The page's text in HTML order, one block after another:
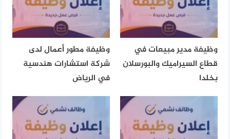
وظيفة مدير مبيعات في
قطاع السيراميك والبورسلان
بخلدا
وظيفة مطور أعمال لدى
شركة استشارات هندسية
في الرياض